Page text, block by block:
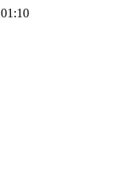
01:10